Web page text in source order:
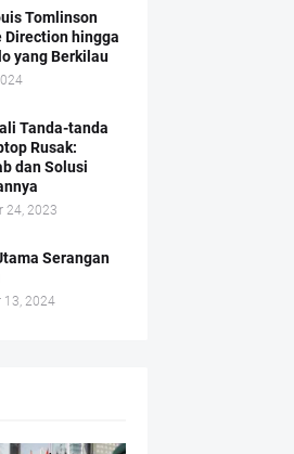
Tomlinson
Direction hingga
yang Berkilau
Tanda-tanda
Rusak:
dan Solusi
24, 2023
Serangan
13, 2024